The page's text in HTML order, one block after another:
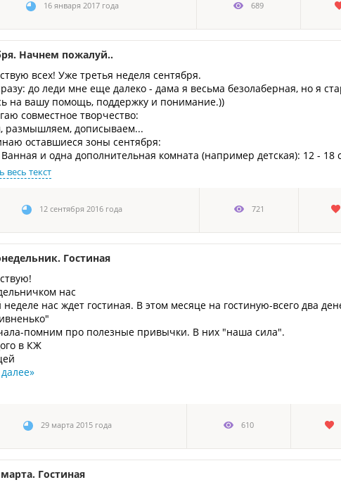
16 января 2017 года 689
Начнем пожалуй..
всех! Уже третья неделя сентября.
до леди мне еще далеко - дама я весьма безолаберная, но я
на вашу помощь, поддержку и понимание.))
совместное творчество:
размышляем, дописываем...
оставшиеся зоны сентября:
и одна дополнительная комната (например детская): 12 - 18
весь текст
12 сентября 2016 года 721
Гостиная
нас
неделе нас ждет гостиная. В этом месяце на гостиную-всего два
помним про полезные привычки. В них "наша сила".
в КЖ
»
29 марта 2015 года 610
Гостиная